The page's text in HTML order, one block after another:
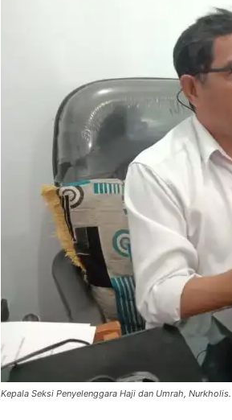
Kepala Seksi Penyelenggara Haji dan Umrah, Nurkholis.